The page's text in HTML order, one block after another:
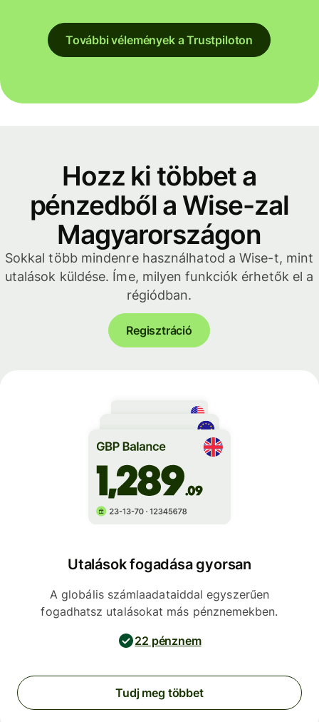
További vélemények a Trustpiloton
Hozz ki többet a
pénzedből a Wise-zal
Magyarországon
Sokkal több mindenre használhatod a Wise-t, mint
utalások küldése. Íme, milyen funkciók érhetők el a
régiódban.
Regisztráció
Utalások fogadása gyorsan
A globális számlaadataiddal egyszerűen
fogadhatsz utalásokat más pénznemekben.
22 pénznem
Tudj meg többet